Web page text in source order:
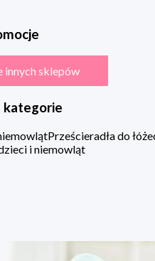
innych sklepów
kategorie
Prześcieradła do
i niemowląt